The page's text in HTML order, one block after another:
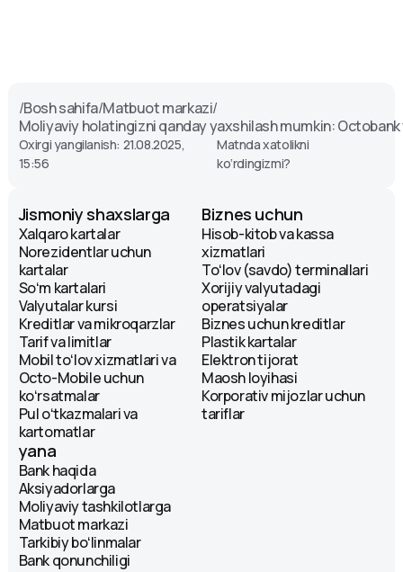
/Bosh sahifa/Matbuot markazi/
Moliyaviy holatingizni qanday yaxshilash mumkin: Octobank
Oxirgi yangilanish: 21.08.2025,
15:56
Matnda xatolikni
ko‘rdingizmi?
Jismoniy shaxslarga
Xalqaro kartalar
Norezidentlar uchun
kartalar
Soʻm kartalari
Valyutalar kursi
Kreditlar va mikroqarzlar
Tarif va limitlar
Mobil toʻlov xizmatlari va
Octo-Mobile uchun
koʻrsatmalar
Pul oʻtkazmalari va
kartomatlar
Biznes uchun
Hisob-kitob va kassa
xizmatlari
Toʻlov (savdo) terminallari
Xorijiy valyutadagi
operatsiyalar
Biznes uchun kreditlar
Plastik kartalar
Elektron tijorat
Maosh loyihasi
Korporativ mijozlar uchun
tariflar
yana
Bank haqida
Aksiyadorlarga
Moliyaviy tashkilotlarga
Matbuot markazi
Tarkibiy boʻlinmalar
Bank qonunchiligi